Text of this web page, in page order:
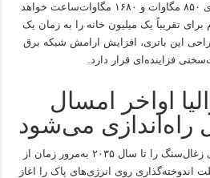
۸۵۰ مگاوات و ۱۶۸۰ مگاوات‌ساعت خواهد
تقریباً یک میلیون خانه را به زمان یک
این باتری، افزایش ارامش شبکه برق
فزاینده‌ای قرار دارد.
اواخر امسال
راه‌اندازی می‌شود
استرالیا برنامه دارد نیروگاه‌های زغال‌سنگ را تا سال ۲۰۳۵ به‌مرور زمان از
اندوخته‌گذاری روی انرژی‌های پاک را اغاز